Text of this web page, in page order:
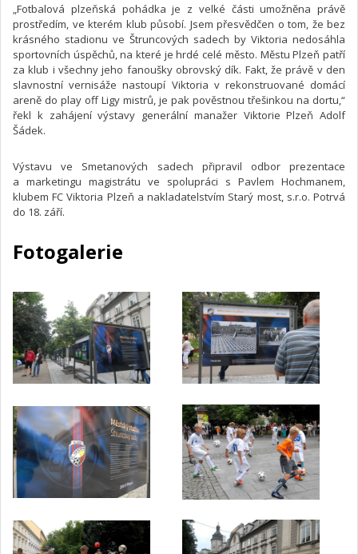
„Fotbalová plzeňská pohádka je z velké části umožněna právě
prostředím, ve kterém klub působí. Jsem přesvědčen o tom, že bez
krásného stadionu ve Štruncových sadech by Viktoria nedosáhla
sportovních úspěchů, na které je hrdé celé město. Městu Plzeň patří
za klub i všechny jeho fanoušky obrovský dík. Fakt, že právě v den
slavnostní vernisáže nastoupí Viktoria v rekonstruované domácí
areně do play off Ligy mistrů, je pak pověstnou třešinkou na dortu,“
řekl k zahájení výstavy generální manažer Viktorie Plzeň Adolf
Šádek.
Výstavu ve Smetanových sadech připravil odbor prezentace
a marketingu magistrátu ve spolupráci s Pavlem Hochmanem,
klubem FC Viktoria Plzeň a nakladatelstvím Starý most, s.r.o. Potrvá
do 18. září.
Fotogalerie